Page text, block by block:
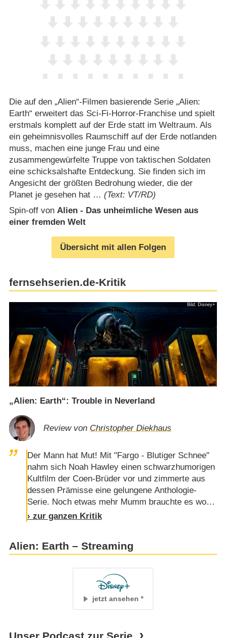
Die auf den „Alien“-Filmen basierende Serie „Alien:
Earth“ erweitert das Sci-Fi-Horror-Franchise und spielt
erstmals komplett auf der Erde statt im Weltraum. Als
ein geheimnisvolles Raumschiff auf der Erde notlanden
muss, machen eine junge Frau und eine
zusammengewürfelte Truppe von taktischen Soldaten
eine schicksalshafte Entdeckung. Sie finden sich im
Angesicht der größten Bedrohung wieder, die der
Planet je gesehen hat … (Text: VT/RD)
Spin-off von Alien - Das unheimliche Wesen aus
einer fremden Welt
Übersicht mit allen Folgen
fernsehserien.de-Kritik
Bild: Disney+
„Alien: Earth“: Trouble in Neverland
Review von Christopher Diekhaus
Der Mann hat Mut! Mit "Fargo - Blutiger Schnee"
nahm sich Noah Hawley einen schwarzhumorigen
Kultfilm der Coen-Brüder vor und zimmerte aus
dessen Prämisse eine gelungene Anthologie-
Serie. Noch etwas mehr Mumm brauchte es wohl,
um die von Ridley Scott begründete "Alien"-Reihe
Franchise-Ursprung aus dem Jahr 1979, gilt völlig
Fiction- und Horrorkinos, hat …
› zur ganzen Kritik
Alien: Earth – Streaming
jetzt ansehen